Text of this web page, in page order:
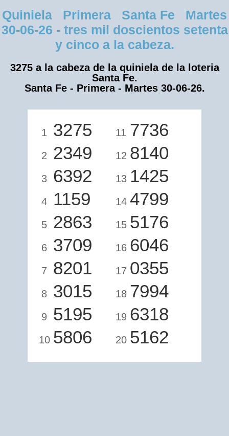
Quiniela Primera Santa Fe Martes
30-06-26 - tres mil doscientos setenta
y cinco a la cabeza.
3275 a la cabeza de la quiniela de la loteria
Santa Fe.
Santa Fe - Primera - Martes 30-06-26.
1 3275
2 2349
3 6392
4 1159
5 2863
6 3709
7 8201
8 3015
9 5195
10 5806
11 7736
12 8140
13 1425
14 4799
15 5176
16 6046
17 0355
18 7994
19 6318
20 5162